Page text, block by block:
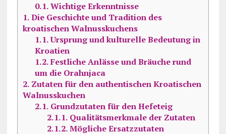
0.1.Wichtige Erkenntnisse
1.Die Geschichte und Tradition des
kroatischen Walnusskuchens
1.1.Ursprung und kulturelle Bedeutung in
Kroatien
1.2.Festliche Anlässe und Bräuche rund
um die Orahnjaca
2.Zutaten für den authentischen Kroatischen
Walnusskuchen
2.1.Grundzutaten für den Hefeteig
2.1.1. Qualitätsmerkmale der Zutaten
2.1.2.Mögliche Ersatzzutaten